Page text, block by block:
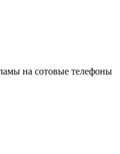
на сотовые телефоны